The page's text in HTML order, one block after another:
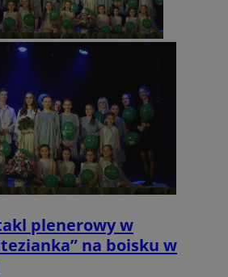
plenerowy w
na boisku w